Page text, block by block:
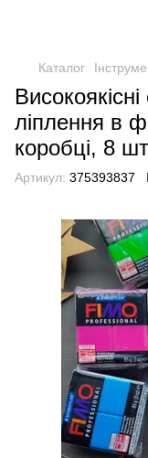
Каталог
ліплення в
коробці, 8 шт
Артикул: 375393837